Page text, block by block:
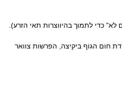
חום הגוף ביקיצה, הפרשות צוואר